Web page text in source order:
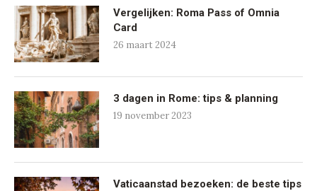
Vergelijken: Roma Pass of Omnia
Card
26 maart 2024
3 dagen in Rome: tips & planning
19 november 2023
Vaticaanstad bezoeken: de beste tips